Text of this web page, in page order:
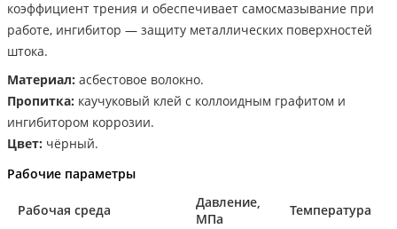
коэффициент трения и обеспечивает самосмазывание при
работе, ингибитор — защиту металлических поверхностей
штока.
Материал: асбестовое волокно.
Пропитка: каучуковый клей с коллоидным графитом и
ингибитором коррозии.
Цвет: чёрный.
Рабочие параметры
Рабочая среда
Давление,
МПа
Температура